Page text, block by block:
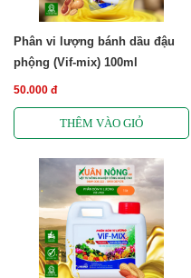
Phân vi lượng bánh dầu đậu
phộng (Vif-mix) 100ml
50.000 đ